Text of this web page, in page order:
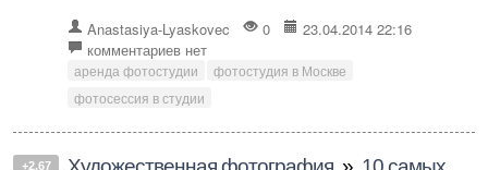
Anastasiya-Lyaskovec 0
23.04.2014 22:16
комментариев нет
аренда фотостудии
фотостудия в Москве
фотосессия в студии
+2.67